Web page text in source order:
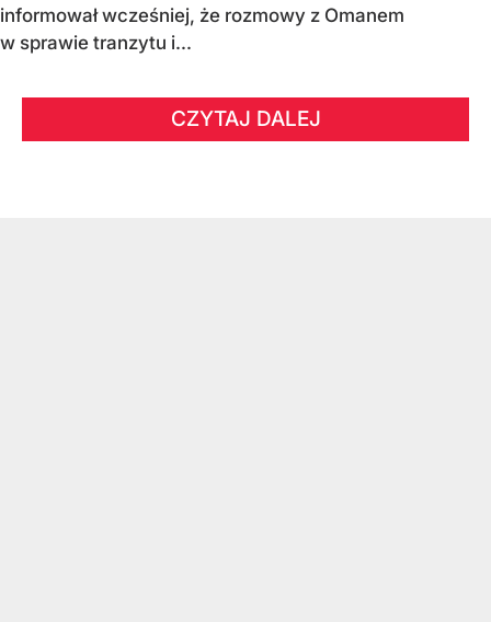
informował wcześniej, że rozmowy z Omanem
w sprawie tranzytu i...
CZYTAJ DALEJ